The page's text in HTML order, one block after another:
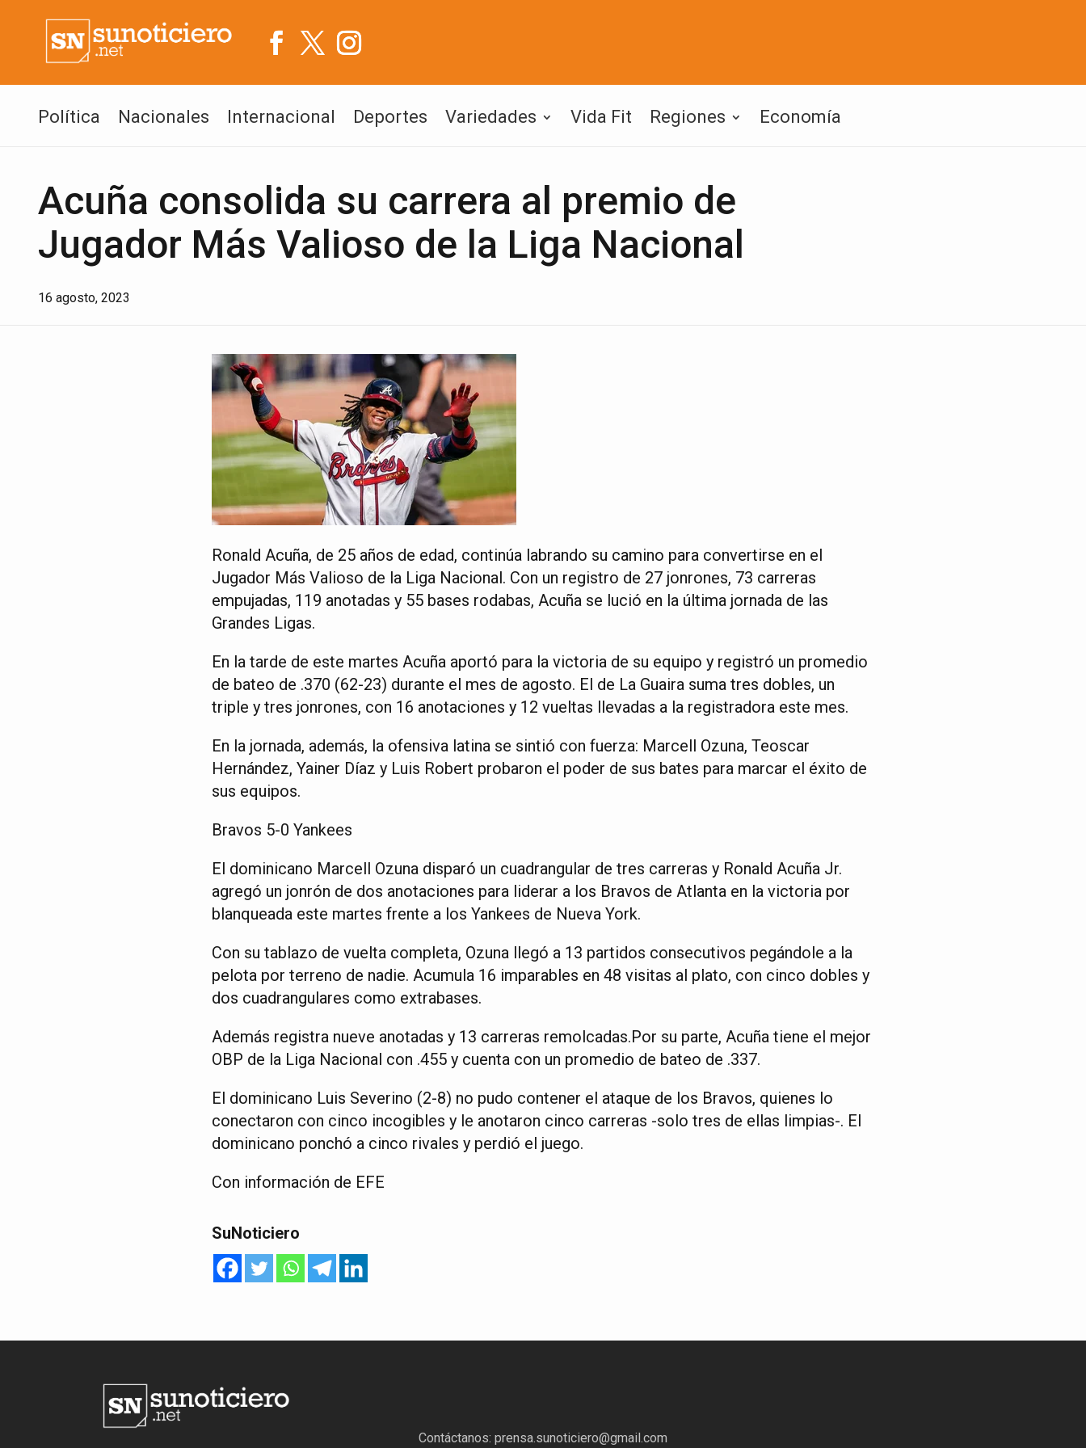
Política Nacionales Internacional Deportes Variedades Vida Fit Regiones Economía
Acuña consolida su carrera al premio de
Jugador Más Valioso de la Liga Nacional
16 agosto, 2023
Ronald Acuña, de 25 años de edad, continúa labrando su camino para convertirse en el
Jugador Más Valioso de la Liga Nacional. Con un registro de 27 jonrones, 73 carreras
empujadas, 119 anotadas y 55 bases rodabas, Acuña se lució en la última jornada de las
Grandes Ligas.
En la tarde de este martes Acuña aportó para la victoria de su equipo y registró un promedio
de bateo de .370 (62-23) durante el mes de agosto. El de La Guaira suma tres dobles, un
triple y tres jonrones, con 16 anotaciones y 12 vueltas llevadas a la registradora este mes.
En la jornada, además, la ofensiva latina se sintió con fuerza: Marcell Ozuna, Teoscar
Hernández, Yainer Díaz y Luis Robert probaron el poder de sus bates para marcar el éxito de
sus equipos.
Bravos 5-0 Yankees
El dominicano Marcell Ozuna disparó un cuadrangular de tres carreras y Ronald Acuña Jr.
agregó un jonrón de dos anotaciones para liderar a los Bravos de Atlanta en la victoria por
blanqueada este martes frente a los Yankees de Nueva York.
Con su tablazo de vuelta completa, Ozuna llegó a 13 partidos consecutivos pegándole a la
pelota por terreno de nadie. Acumula 16 imparables en 48 visitas al plato, con cinco dobles y
dos cuadrangulares como extrabases.
Además registra nueve anotadas y 13 carreras remolcadas.Por su parte, Acuña tiene el mejor
OBP de la Liga Nacional con .455 y cuenta con un promedio de bateo de .337.
El dominicano Luis Severino (2-8) no pudo contener el ataque de los Bravos, quienes lo
conectaron con cinco incogibles y le anotaron cinco carreras -solo tres de ellas limpias-. El
dominicano ponchó a cinco rivales y perdió el juego.
Con información de EFE
SuNoticiero
Contáctanos: prensa.sunoticiero@gmail.com